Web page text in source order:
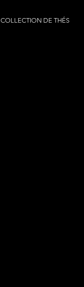
COLLECTION DE THÉS